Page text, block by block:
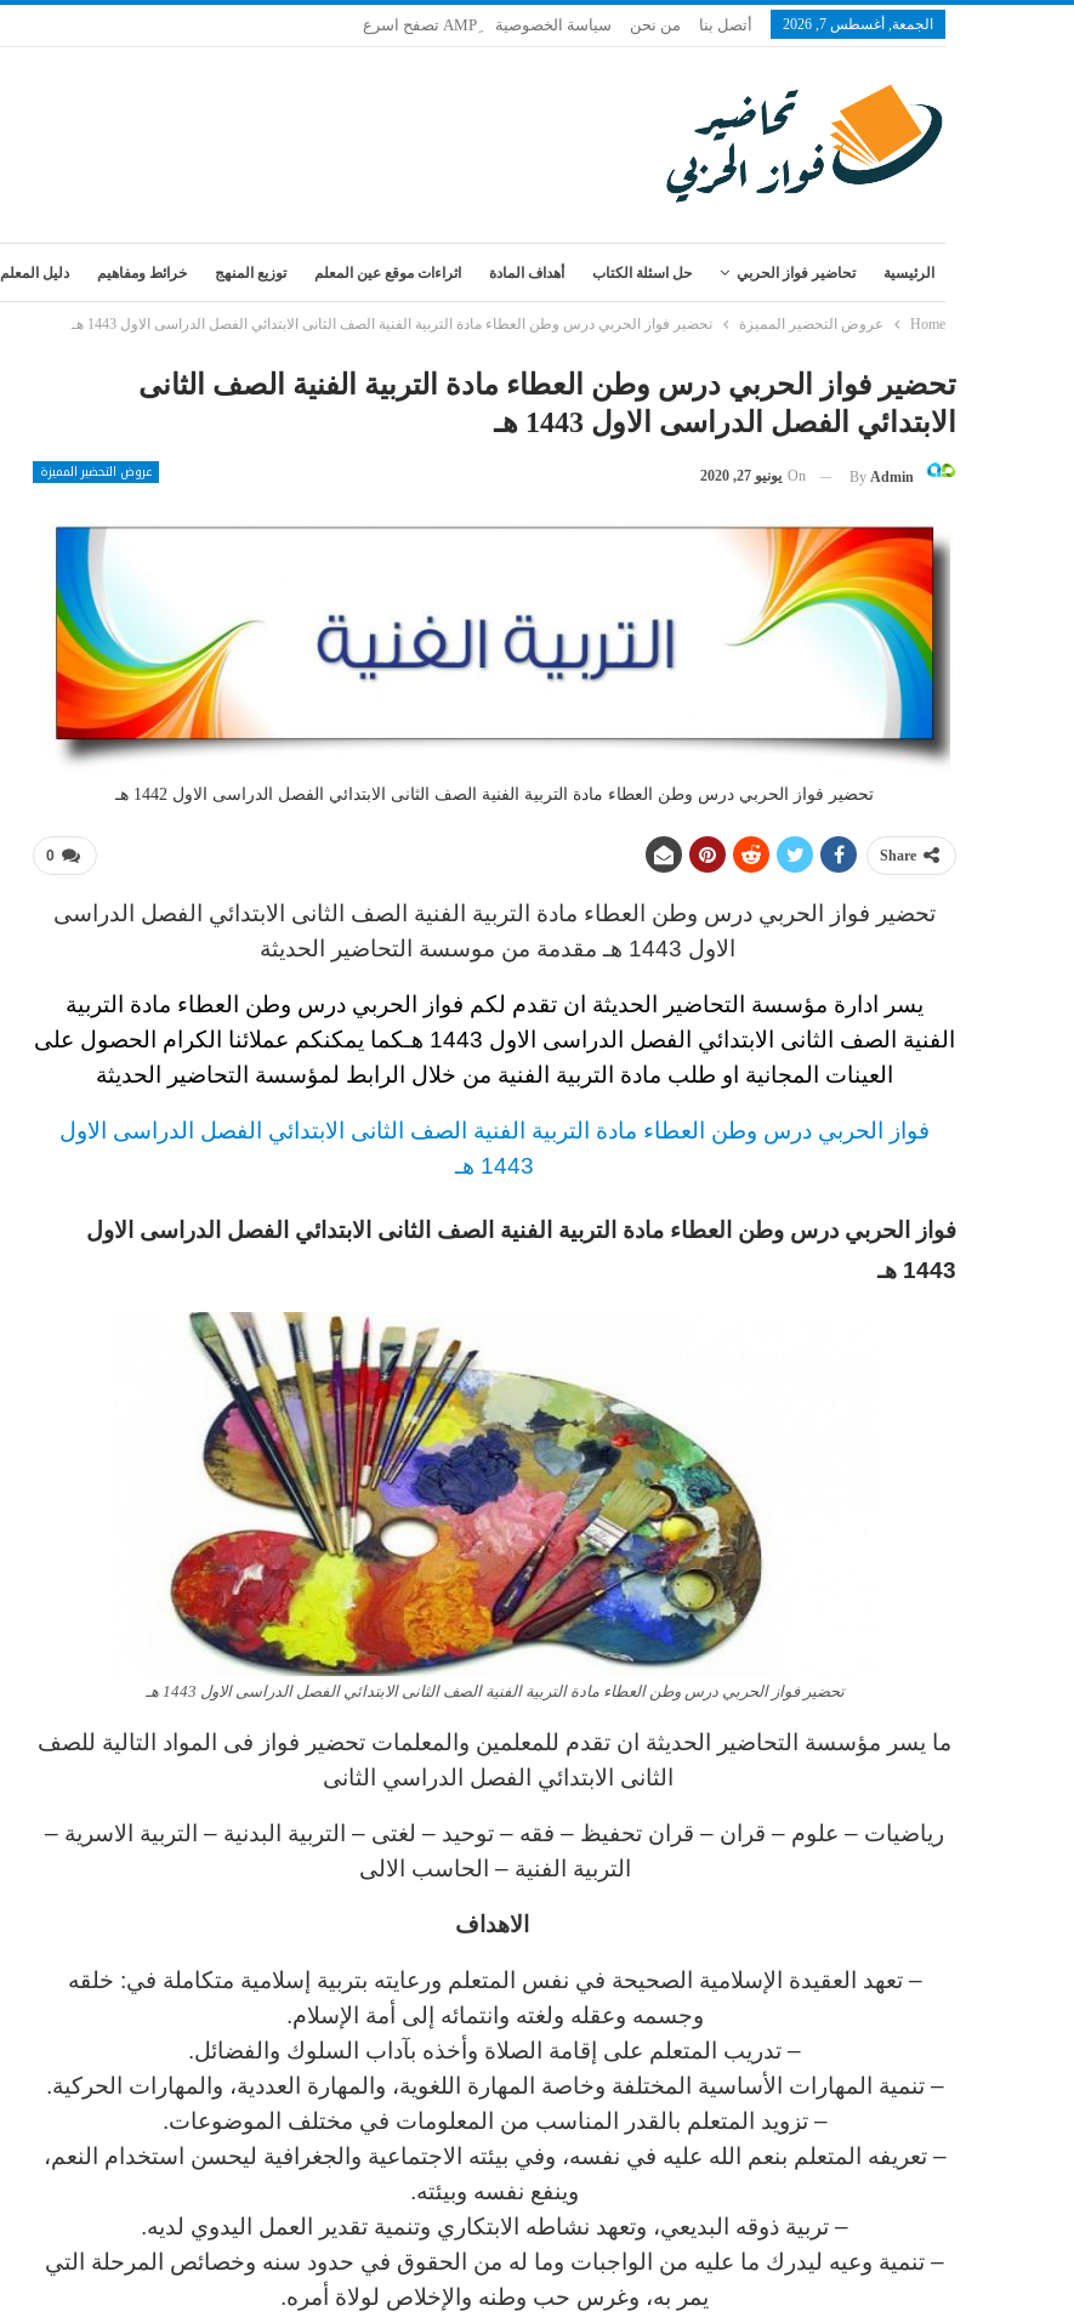
الجمعة, أغسطس 7, 2026 أتصل بنا من نحن سياسة الخصوصية
الرئيسية تحاضير فواز الحربي حل اسئلة الكتاب أهداف المادة اثراءات موقع عين المعلم توزيع المنهج خرائط ومفاهيم دليل المعلم
Home عروض التحضير المميزة تحضير فواز الحربي درس وطن العطاء مادة التربية الفنية الصف الثانى الابتدائي الفصل الدراسى الاول 1443 هـ
تحضير فواز الحربي درس وطن العطاء مادة التربية الفنية الصف الثانى
الابتدائي الفصل الدراسى الاول 1443 هـ
عروض التحضير المميزة By Admin
On يونيو 27, 2020
تحضير فواز الحربي درس وطن العطاء مادة التربية الفنية الصف الثانى الابتدائي الفصل الدراسى الاول 1442 هـ
0 Share
تحضير فواز الحربي درس وطن العطاء مادة التربية الفنية الصف الثانى الابتدائي الفصل الدراسى
الاول 1443 هـ
مقدمة من موسسة التحاضير الحديثة
يسر ادارة مؤسسة التحاضير الحديثة ان تقدم لكم فواز الحربي درس وطن العطاء مادة التربية
الفنية
الصف الثانى الابتدائي الفصل الدراسى الاول 1443 هـ
كما يمكنكم عملائنا الكرام الحصول على
العينات المجانية او طلب مادة التربية الفنية من خلال الرابط لمؤسسة التحاضير الحديثة
فواز الحربي درس وطن العطاء مادة التربية الفنية الصف الثانى الابتدائي الفصل الدراسى الاول
1443 هـ
فواز الحربي درس وطن العطاء مادة التربية الفنية الصف الثانى الابتدائي الفصل الدراسى الاول
1443 هـ
تحضير فواز الحربي درس وطن العطاء مادة التربية الفنية الصف الثانى الابتدائي الفصل الدراسى الاول 1443 هـ
ما يسر مؤسسة التحاضير الحديثة ان تقدم للمعلمين والمعلمات تحضير فواز فى المواد التالية للصف
الثانى الابتدائي الفصل الدراسي الثانى
رياضيات – علوم – قران – قران تحفيظ – فقه – توحيد – لغتى – التربية البدنية – التربية الاسرية –
التربية الفنية – الحاسب الالى
الاهداف
– تعهد العقيدة الإسلامية الصحيحة في نفس المتعلم ورعايته بتربية إسلامية متكاملة في: خلقه
وجسمه وعقله ولغته وانتمائه إلى أمة الإسلام.
– تدريب المتعلم على إقامة الصلاة وأخذه بآداب السلوك والفضائل.
– تنمية المهارات الأساسية المختلفة وخاصة المهارة اللغوية، والمهارة العددية، والمهارات الحركية.
– تزويد المتعلم بالقدر المناسب من المعلومات في مختلف الموضوعات.
– تعريفه المتعلم بنعم الله عليه في نفسه، وفي بيئته الاجتماعية والجغرافية ليحسن استخدام النعم،
وينفع نفسه وبيئته.
– تربية ذوقه البديعي، وتعهد نشاطه الابتكاري وتنمية تقدير العمل اليدوي لديه.
– تنمية وعيه ليدرك ما عليه من الواجبات وما له من الحقوق في حدود سنه وخصائص المرحلة التي
يمر به، وغرس حب وطنه والإخلاص لولاة أمره.